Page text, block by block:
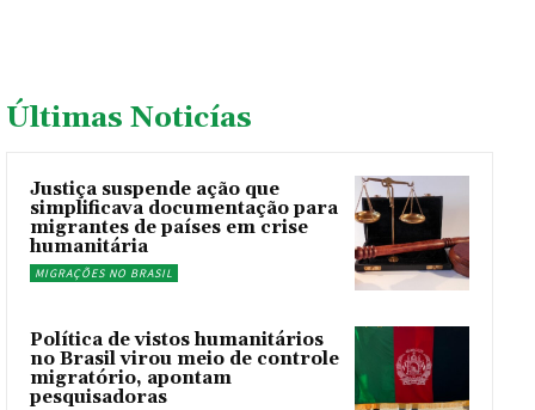
Últimas Noticías
Justiça suspende ação que
simplificava documentação para
migrantes de países em crise
humanitária
MIGRAÇÕES NO BRASIL
Política de vistos humanitários
no Brasil virou meio de controle
migratório, apontam
pesquisadoras